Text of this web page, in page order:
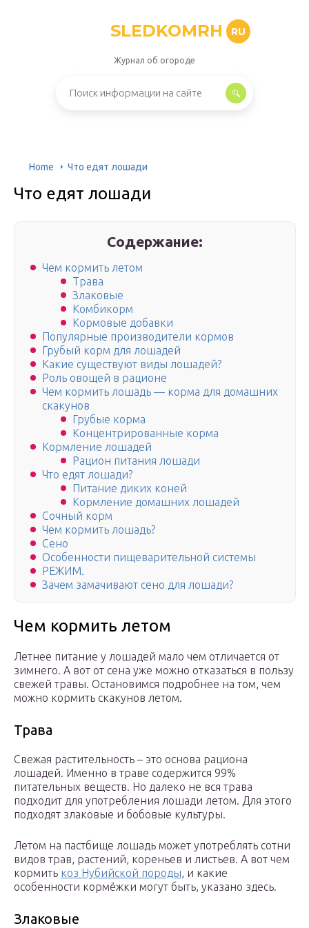
SLEDKOMRH RU
Журнал об огороде
Home Что едят лошади
Что едят лошади
Содержание:
Чем кормить летом
Трава
Злаковые
Комбикорм
Кормовые добавки
Популярные производители кормов
Грубый корм для лошадей
Какие существуют виды лошадей?
Роль овощей в рационе
Чем кормить лошадь — корма для домашних
скакунов
Грубые корма
Концентрированные корма
Кормление лошадей
Рацион питания лошади
Что едят лошади?
Питание диких коней
Кормление домашних лошадей
Сочный корм
Чем кормить лошадь?
Сено
Особенности пищеварительной системы
РЕЖИМ.
Зачем замачивают сено для лошади?
Чем кормить летом
Летнее питание у лошадей мало чем отличается от
зимнего. А вот от сена уже можно отказаться в пользу
свежей травы. Остановимся подробнее на том, чем
можно кормить скакунов летом.
Трава
Свежая растительность – это основа рациона
лошадей. Именно в траве содержится 99%
питательных веществ. Но далеко не вся трава
подходит для употребления лошади летом. Для этого
подходят злаковые и бобовые культуры.
Летом на пастбище лошадь может употреблять сотни
видов трав, растений, кореньев и листьев. А вот чем
кормить коз Нубийской породы, и какие
особенности кормёжки могут быть, указано здесь.
Злаковые